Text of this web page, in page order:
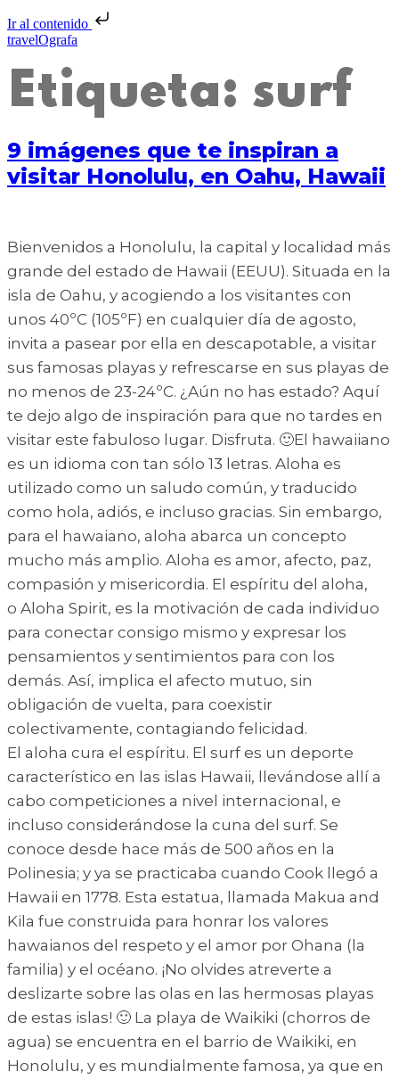
Ir al contenido
travelOgrafa
Etiqueta: surf
9 imágenes que te inspiran a
visitar Honolulu, en Oahu, Hawaii
Bienvenidos a Honolulu, la capital y localidad más
grande del estado de Hawaii (EEUU). Situada en la
isla de Oahu, y acogiendo a los visitantes con
unos 40ºC (105ºF) en cualquier día de agosto,
invita a pasear por ella en descapotable, a visitar
sus famosas playas y refrescarse en sus playas de
no menos de 23-24ºC. ¿Aún no has estado? Aquí
te dejo algo de inspiración para que no tardes en
visitar este fabuloso lugar. Disfruta. 🙂El hawaiiano
es un idioma con tan sólo 13 letras. Aloha es
utilizado como un saludo común, y traducido
como hola, adiós, e incluso gracias. Sin embargo,
para el hawaiano, aloha abarca un concepto
mucho más amplio. Aloha es amor, afecto, paz,
compasión y misericordia. El espíritu del aloha,
o Aloha Spirit, es la motivación de cada individuo
para conectar consigo mismo y expresar los
pensamientos y sentimientos para con los
demás. Así, implica el afecto mutuo, sin
obligación de vuelta, para coexistir
colectivamente, contagiando felicidad.
El aloha cura el espíritu. El surf es un deporte
característico en las islas Hawaii, llevándose allí a
cabo competiciones a nivel internacional, e
incluso considerándose la cuna del surf. Se
conoce desde hace más de 500 años en la
Polinesia; y ya se practicaba cuando Cook llegó a
Hawaii en 1778. Esta estatua, llamada Makua and
Kila fue construida para honrar los valores
hawaianos del respeto y el amor por Ohana (la
familia) y el océano. ¡No olvides atreverte a
deslizarte sobre las olas en las hermosas playas
de estas islas! 🙂 La playa de Waikiki (chorros de
agua) se encuentra en el barrio de Waikiki, en
Honolulu, y es mundialmente famosa, ya que en